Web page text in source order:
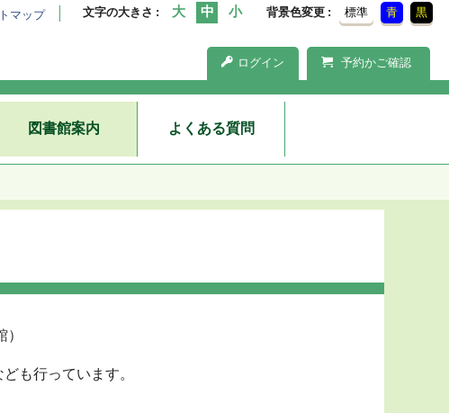
文字の大きさ 背景色変更 標準 青 黒
ログイン 予約かご確認
マップ
図書館案内 よくある質問
も行っています。